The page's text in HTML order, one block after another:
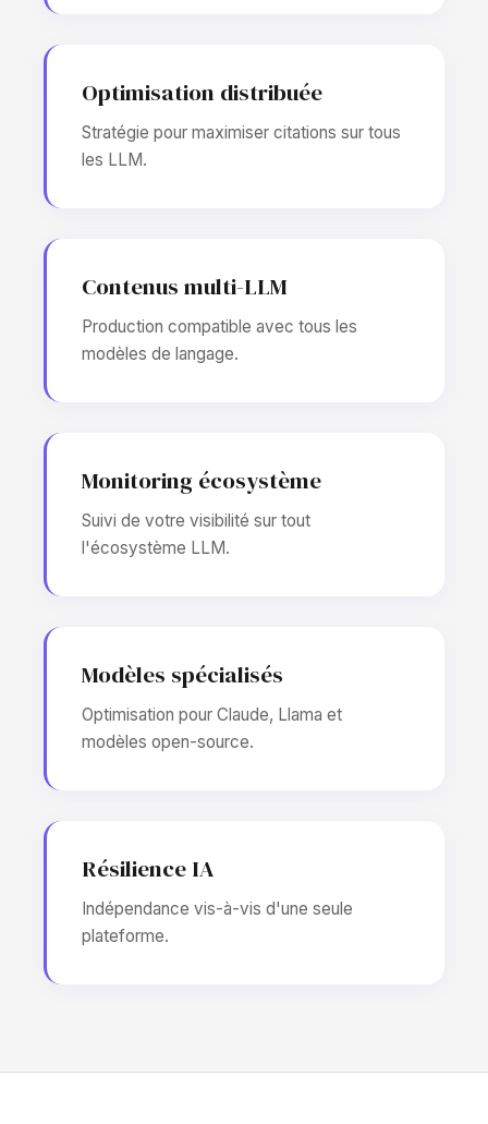
Optimisation distribuée
Stratégie pour maximiser citations sur tous
les LLM.
Contenus multi-LLM
Production compatible avec tous les
modèles de langage.
Monitoring écosystème
Suivi de votre visibilité sur tout
l'écosystème LLM.
Modèles spécialisés
Optimisation pour Claude, Llama et
modèles open-source.
Résilience IA
Indépendance vis-à-vis d'une seule
plateforme.